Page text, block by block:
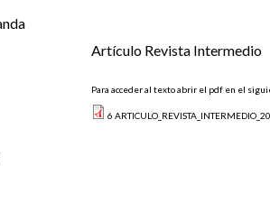
Artículo Revista Intermedio
Para acceder al texto abrir el pdf en el
6